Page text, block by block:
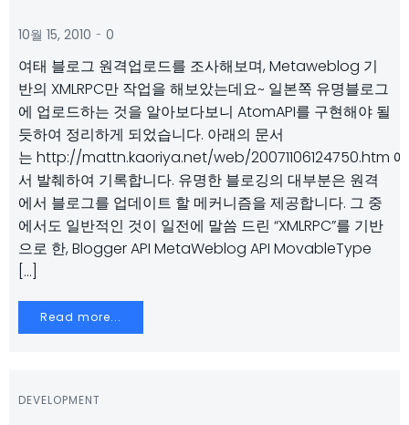
10월 15, 2010 - 0
여태 블로그 원격업로드를 조사해보며, Metaweblog 기
반의 XMLRPC만 작업을 해보았는데요~ 일본쪽 유명블로그
에 업로드하는 것을 알아보다보니 AtomAPI를 구현해야 될
듯하여 정리하게 되었습니다. 아래의 문서
는 http://mattn.kaoriya.net/web/20071106124750.htm 에
서 발췌하여 기록합니다. 유명한 블로깅의 대부분은 원격
에서 블로그를 업데이트 할 메커니즘을 제공합니다. 그 중
에서도 일반적인 것이 일전에 말씀 드린 “XMLRPC”를 기반
으로 한, Blogger API MetaWeblog API MovableType
[…]
Read more...
DEVELOPMENT